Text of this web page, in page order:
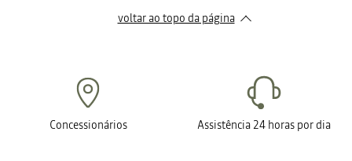
voltar ao topo da página
Concessionários Assistência 24 horas por dia